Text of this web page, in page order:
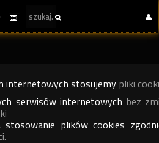
internetowych stosujemy pliki
serwisów internetowych bez
stosowanie plików cookies